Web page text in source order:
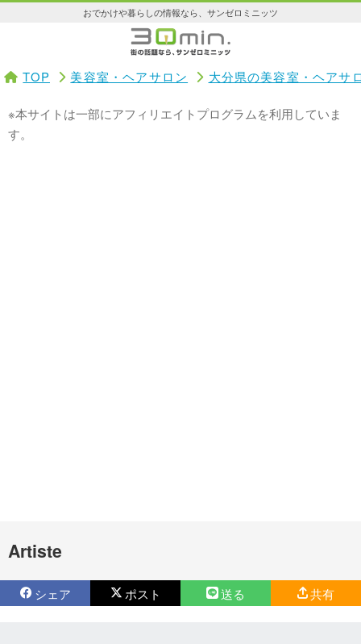
おでかけや暮らしの情報なら、サンゼロミニッツ
TOP 美容室・ヘアサロン 大分県の美容室・ヘアサ
※本サイトは一部にアフィリエイトプログラムを利用していま
す。
Artiste
シェア ポスト 送る 共有